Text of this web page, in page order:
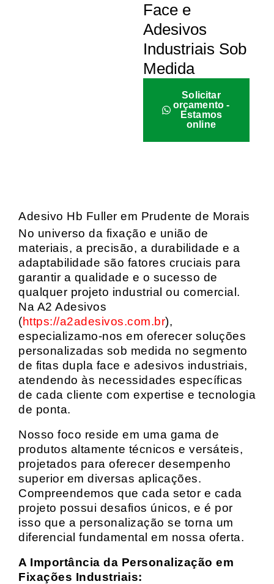
Face e
Adesivos
Industriais Sob
Medida
Solicitar
orçamento -
Estamos
online
Adesivo Hb Fuller em Prudente de Morais
No universo da fixação e união de
materiais, a precisão, a durabilidade e a
adaptabilidade são fatores cruciais para
garantir a qualidade e o sucesso de
qualquer projeto industrial ou comercial.
Na A2 Adesivos
(https://a2adesivos.com.br),
especializamo-nos em oferecer soluções
personalizadas sob medida no segmento
de fitas dupla face e adesivos industriais,
atendendo às necessidades específicas
de cada cliente com expertise e tecnologia
de ponta.
Nosso foco reside em uma gama de
produtos altamente técnicos e versáteis,
projetados para oferecer desempenho
superior em diversas aplicações.
Compreendemos que cada setor e cada
projeto possui desafios únicos, e é por
isso que a personalização se torna um
diferencial fundamental em nossa oferta.
A Importância da Personalização em
Fixações Industriais: